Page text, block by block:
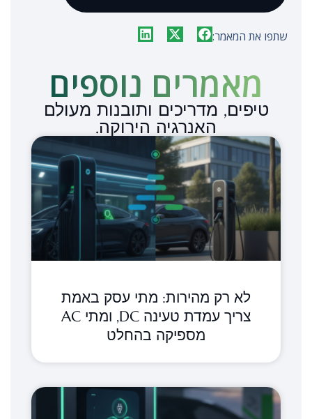
שתפו את המאמר:
מאמרים נוספים​
טיפים, מדריכים ותובנות מעולם
האנרגיה הירוקה.
לא רק מהירות: מתי עסק באמת
צריך עמדת טעינה DC, ומתי AC
מספיקה בהחלט